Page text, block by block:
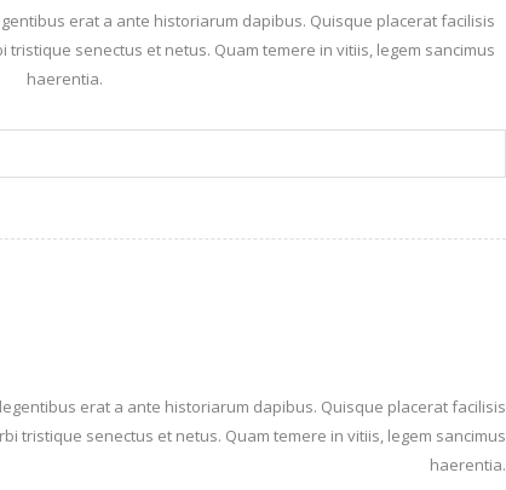
erat a ante historiarum dapibus. Quisque placerat facilisis
senectus et netus. Quam temere in vitiis, legem sancimus
haerentia.
erat a ante historiarum dapibus. Quisque placerat facilisis
tristique senectus et netus. Quam temere in vitiis, legem sancimus
haerentia.